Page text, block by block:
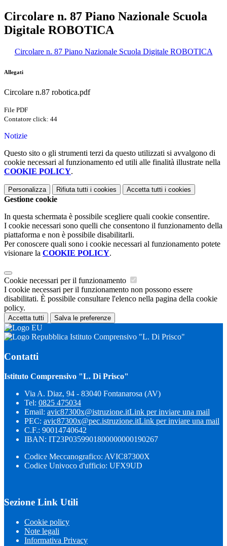
Circolare n. 87 Piano Nazionale Scuola
Digitale ROBOTICA
Circolare n. 87 Piano Nazionale Scuola Digitale ROBOTICA
Allegati
Circolare n.87 robotica.pdf
File PDF
Contatore click: 44
Notizie
Questo sito o gli strumenti terzi da questo utilizzati si avvalgono di
cookie necessari al funzionamento ed utili alle finalità illustrate nella
COOKIE POLICY.
Personalizza Rifiuta tutti i cookies Accetta tutti i cookies
Gestione cookie
In questa schermata è possibile scegliere quali cookie consentire.
I cookie necessari sono quelli che consentono il funzionamento della
piattaforma e non è possibile disabilitarli.
Per conoscere quali sono i cookie necessari al funzionamento potete
visionare la COOKIE POLICY.
Cookie necessari per il funzionamento
I cookie necessari per il funzionamento non possono essere
disabilitati. È possibile consultare l'elenco nella pagina della cookie
policy.
Accetta tutti Salva le preferenze
Istituto Comprensivo "L. Di Prisco"
Contatti
Istituto Comprensivo "L. Di Prisco"
Via A. Diaz, 94 - 83040 Fontanarosa (AV)
Tel: 0825 475034
Email: avic87300x@istruzione.itLink per inviare una mail
PEC: avic87300x@pec.istruzione.itLink per inviare una mail
C.F.: 90014740642
IBAN: IT23P0359901800000000190267
Codice Meccanografico: AVIC87300X
Codice Univoco d'ufficio: UFX9UD
Sezione Link Utili
Cookie policy
Note legali
Informativa Privacy